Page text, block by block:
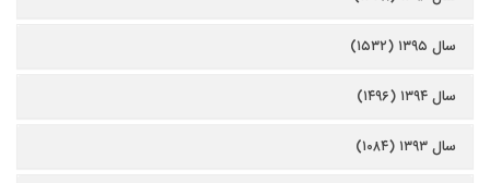
سال ۱۳۹۵ (۱۵۳۲)
سال ۱۳۹۴ (۱۴۹۶)
سال ۱۳۹۳ (۱۰۸۴)